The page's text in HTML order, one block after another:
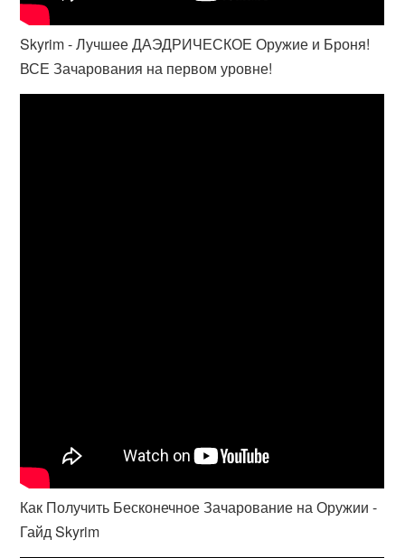
Skyrim - Лучшее ДАЭДРИЧЕСКОЕ Оружие и Броня!
ВСЕ Зачарования на первом уровне!
Как Получить Бесконечное Зачарование на Оружии -
Гайд Skyrim